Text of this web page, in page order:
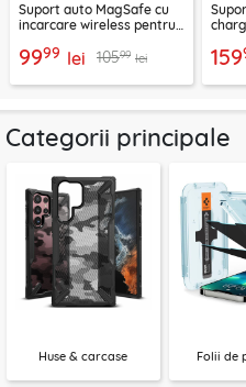
Suport auto MagSafe cu
incarcare wireless pentru
ChargeMagX HOLD253
9999 lei 10599 lei 159
Categorii principale
Huse & carcase Folii de